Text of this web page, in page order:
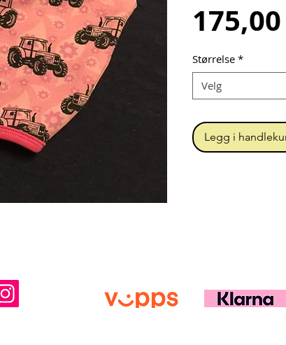
Størrelse *
Velg
Legg i